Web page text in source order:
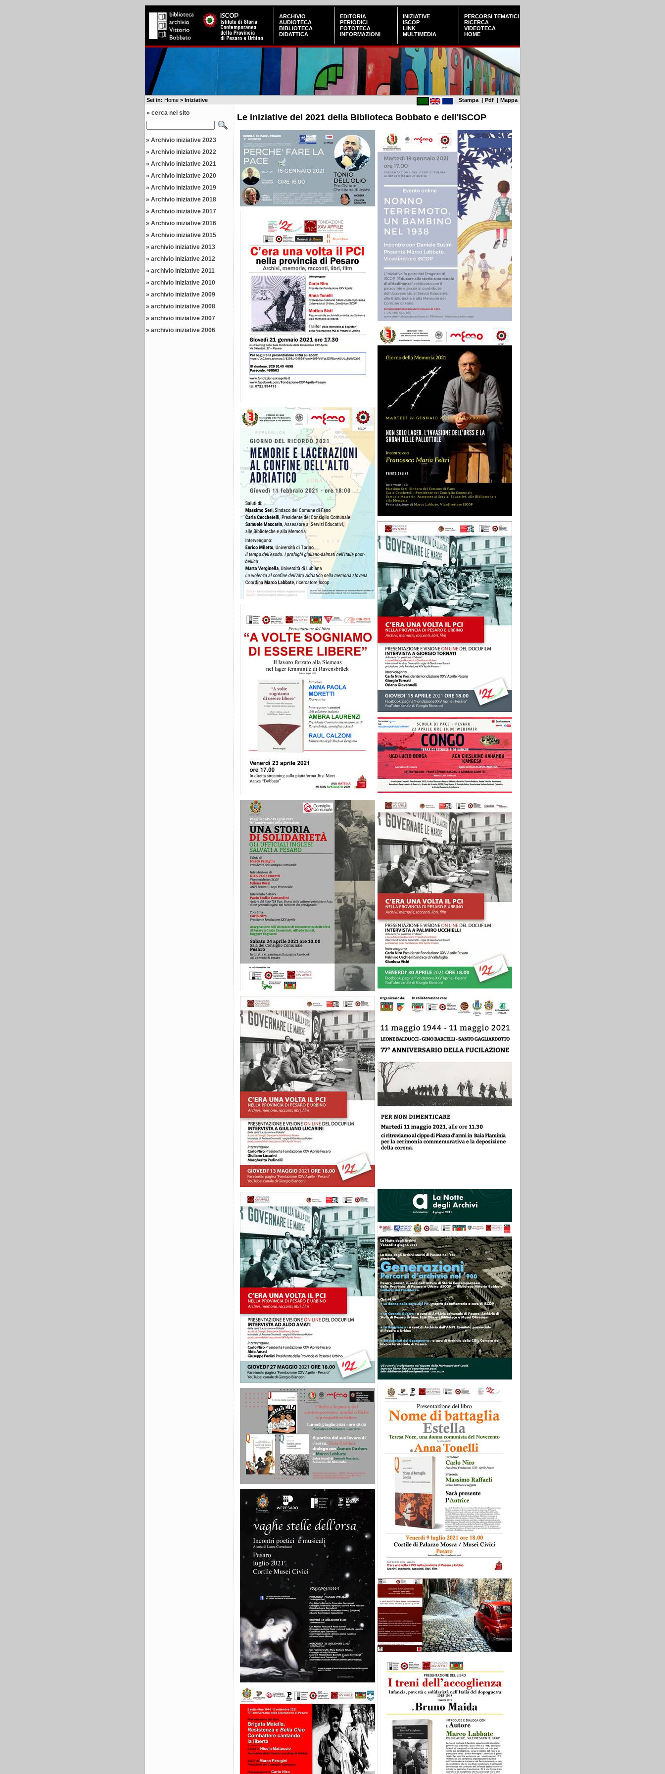
ARCHIVIO
AUDIOTECA
BIBLIOTECA
DIDATTICA
EDITORIA
PERIODICI
FOTOTECA
INFORMAZIONI
INIZIATIVE
ISCOP
LINK
MULTIMEDIA
PERCORSI TEMATICI
RICERCA
VIDEOTECA
HOME
Mappa
|
Pdf
|
Stampa
Sei in: Home > Iniziative
» cerca nel sito
» Archivio iniziative 2023
» Archivio iniziative 2022
» Archivio iniziative 2021
» Archivio Iniziative 2020
» Archivio iniziative 2019
» Archivio iniziative 2018
» Archivio iniziative 2017
» Archivio iniziative 2016
» Archivio iniziative 2015
» archivio iniziative 2013
» archivio iniziative 2012
» archivio iniziative 2011
» archivio iniziative 2010
» archivio iniziative 2009
» archivio iniziative 2008
» archivio iniziative 2007
» archivio iniziative 2006
Le iniziative del 2021 della Biblioteca Bobbato e dell'ISCOP